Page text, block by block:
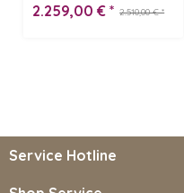
2.510,00 € *
2.259,00 € *
Service Hotline